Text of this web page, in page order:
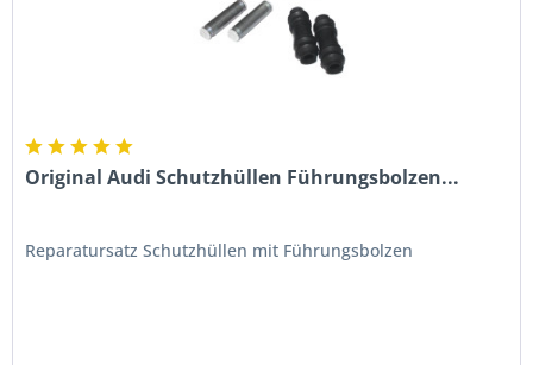
Original Audi Schutzhüllen Führungsbolzen...
Reparatursatz Schutzhüllen mit Führungsbolzen